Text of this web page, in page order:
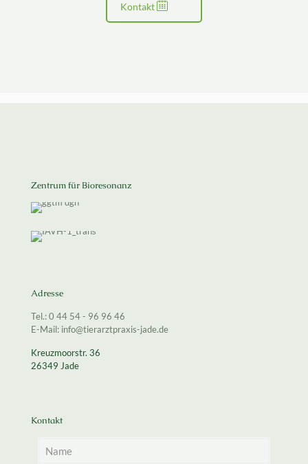
Kontakt
Zentrum für Bioresonanz
Adresse
Tel.: 0 44 54 - 96 96 46
E-Mail: info@tierarztpraxis-jade.de
Kreuzmoorstr. 36
26349 Jade
Kontakt